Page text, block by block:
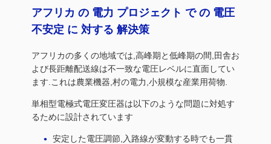
アフリカ の 電力 プロジェクト で の 電圧
不安定 に 対する 解決策
アフリカの多くの地域では,高峰期と低峰期の間,田舎お
よび長距離配送線は不一致な電圧レベルに直面してい
ます.これは農業機器,村の電力,小規模な産業用荷物.
単相型電極式電圧変圧器は以下のような問題に対処す
るために設計されています
安定した電圧調節,入路線が変動する時でも一貫